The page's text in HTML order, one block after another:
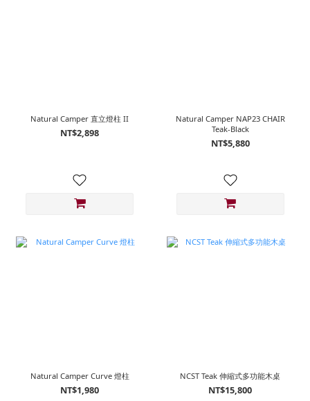
Natural Camper 直立燈柱 II
NT$2,898
Natural Camper NAP23 CHAIR
Teak-Black
NT$5,880
Natural Camper Curve 燈柱
NT$1,980
NCST Teak 伸縮式多功能木桌
NT$15,800